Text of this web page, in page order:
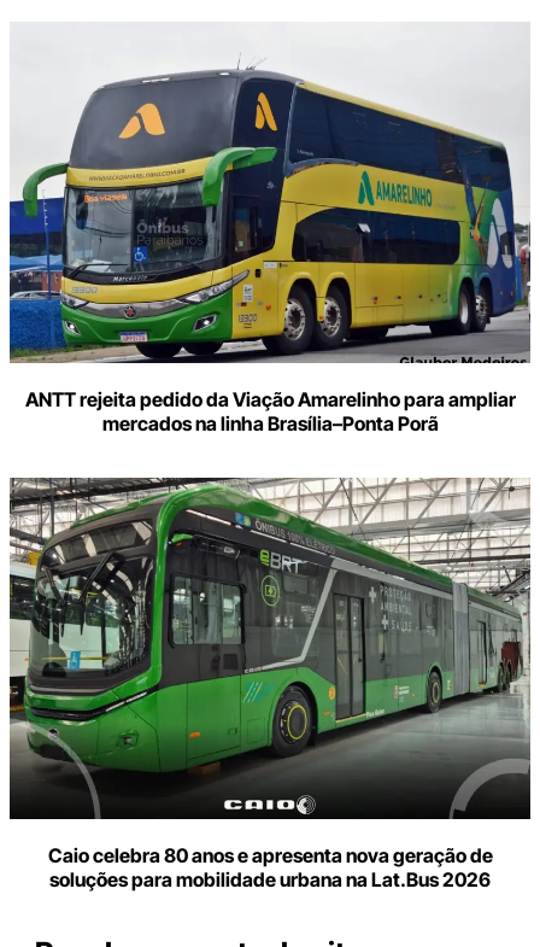
ANTT rejeita pedido da Viação Amarelinho para ampliar
mercados na linha Brasília–Ponta Porã
Caio celebra 80 anos e apresenta nova geração de
soluções para mobilidade urbana na Lat.Bus 2026